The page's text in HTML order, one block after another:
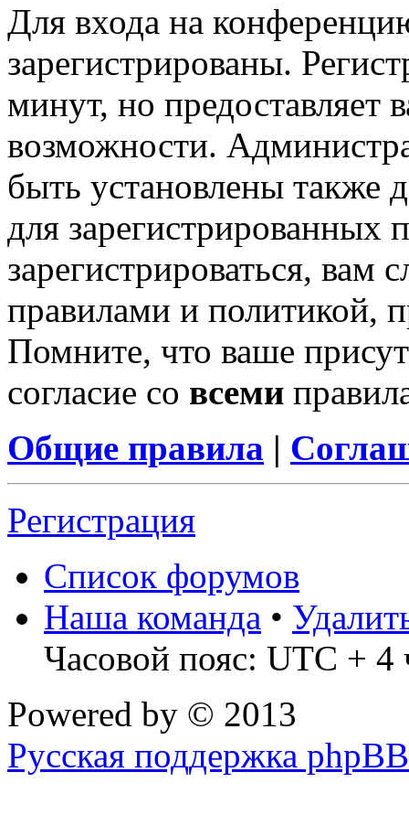
Для входа на
зарегистрированы.
минут, но предоставляет
возможности.
быть установлены также
для зарегистрированных
зарегистрироваться, вам
правилами и политикой,
Помните, что ваше
согласие со всеми
Общие правила |
Регистрация
Список форумов
Наша команда •
Часовой пояс: UTC + 4
Powered by © 2013
Русская поддержка phpBB